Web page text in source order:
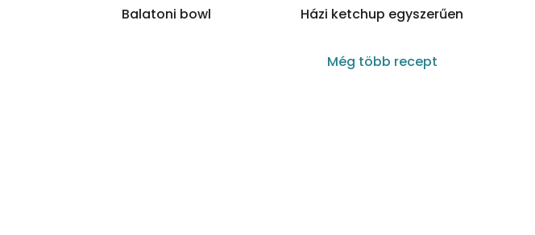
Balatoni bowl Házi ketchup egyszerűen
Még több recept